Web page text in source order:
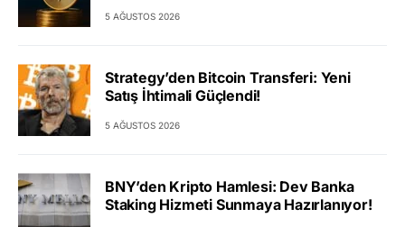
5 AĞUSTOS 2026
Strategy’den Bitcoin Transferi: Yeni
Satış İhtimali Güçlendi!
5 AĞUSTOS 2026
BNY’den Kripto Hamlesi: Dev Banka
Staking Hizmeti Sunmaya Hazırlanıyor!